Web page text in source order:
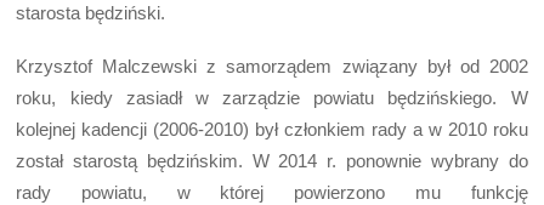
starosta będziński.
Krzysztof Malczewski z samorządem związany był od 2002
roku, kiedy zasiadł w zarządzie powiatu będzińskiego. W
kolejnej kadencji (2006-2010) był członkiem rady a w 2010 roku
został starostą będzińskim. W 2014 r. ponownie wybrany do
rady powiatu, w której powierzono mu funkcję